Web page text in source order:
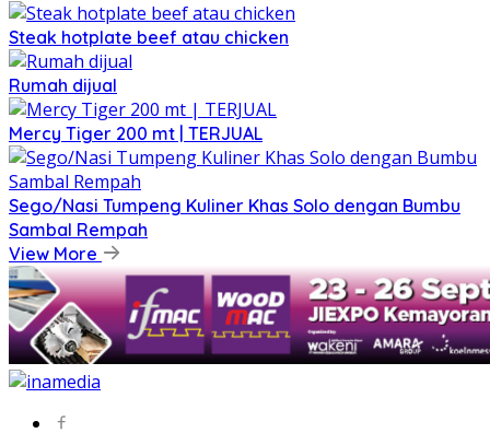
Steak hotplate beef atau chicken
Rumah dijual
Mercy Tiger 200 mt | TERJUAL
Sego/Nasi Tumpeng Kuliner Khas Solo dengan Bumbu
Sambal Rempah
View More